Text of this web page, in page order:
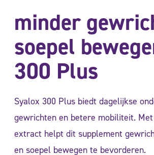
minder
soepel
300 Plus
Syalox 300 Plus biedt dagelijkse
gewrichten en betere mobiliteit.
extract helpt dit supplement
en soepel bewegen te bevorderen.